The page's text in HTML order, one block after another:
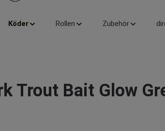
Köder Rollen Zubehör
Trout Bait Glow